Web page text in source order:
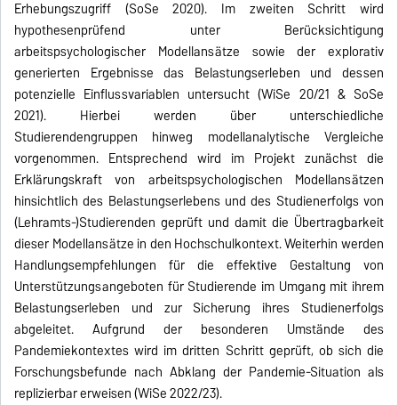
Erhebungszugriff (SoSe 2020). Im zweiten Schritt wird
hypothesenprüfend unter Berücksichtigung
arbeitspsychologischer Modellansätze sowie der explorativ
generierten Ergebnisse das Belastungserleben und dessen
potenzielle Einflussvariablen untersucht (WiSe 20/21 & SoSe
2021). Hierbei werden über unterschiedliche
Studierendengruppen hinweg modellanalytische Vergleiche
vorgenommen. Entsprechend wird im Projekt zunächst die
Erklärungskraft von arbeitspsychologischen Modellansätzen
hinsichtlich des Belastungserlebens und des Studienerfolgs von
(Lehramts-)Studierenden geprüft und damit die Übertragbarkeit
dieser Modellansätze in den Hochschulkontext. Weiterhin werden
Handlungsempfehlungen für die effektive Gestaltung von
Unterstützungsangeboten für Studierende im Umgang mit ihrem
Belastungserleben und zur Sicherung ihres Studienerfolgs
abgeleitet. Aufgrund der besonderen Umstände des
Pandemiekontextes wird im dritten Schritt geprüft, ob sich die
Forschungsbefunde nach Abklang der Pandemie-Situation als
replizierbar erweisen (WiSe 2022/23).